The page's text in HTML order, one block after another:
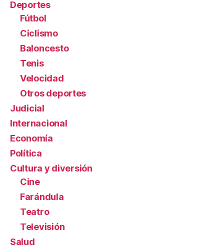
Deportes
Fútbol
Ciclismo
Baloncesto
Tenis
Velocidad
Otros deportes
Judicial
Internacional
Economía
Política
Cultura y diversión
Cine
Farándula
Teatro
Televisión
Salud